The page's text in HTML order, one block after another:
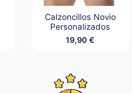
Calzoncillos Novio
Personalizados
19,90€